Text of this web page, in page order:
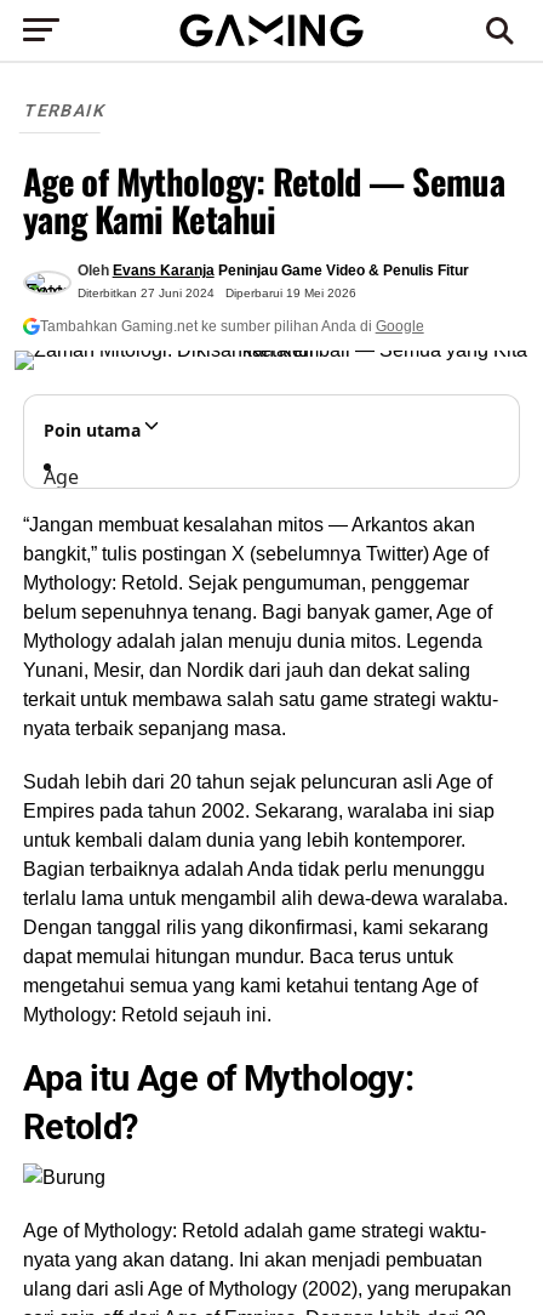
TERBAIK
Age of Mythology: Retold — Semua
yang Kami Ketahui
Diterbitkan 27 Juni 2024 Diperbarui 19 Mei 2026
Oleh Evans KaranjaPeninjau Game Video & Penulis Fitur
Tambahkan Gaming.net ke sumber pilihan Anda di Google
Poin utama
Age
Mythology:
Retold
akan
diluncurkan
pada
4
September
2024
Xbox
Series
X/S…
Lihat
selengkapnya
“Jangan membuat kesalahan mitos — Arkantos akan
bangkit,” tulis postingan X (sebelumnya Twitter) Age of
Mythology: Retold. Sejak pengumuman, penggemar
belum sepenuhnya tenang. Bagi banyak gamer, Age of
Mythology adalah jalan menuju dunia mitos. Legenda
Yunani, Mesir, dan Nordik dari jauh dan dekat saling
terkait untuk membawa salah satu game strategi waktu-
nyata terbaik sepanjang masa.
Sudah lebih dari 20 tahun sejak peluncuran asli Age of
Empires pada tahun 2002. Sekarang, waralaba ini siap
untuk kembali dalam dunia yang lebih kontemporer.
Bagian terbaiknya adalah Anda tidak perlu menunggu
terlalu lama untuk mengambil alih dewa-dewa waralaba.
Dengan tanggal rilis yang dikonfirmasi, kami sekarang
dapat memulai hitungan mundur. Baca terus untuk
mengetahui semua yang kami ketahui tentang Age of
Mythology: Retold sejauh ini.
Apa itu Age of Mythology:
Retold?
Age of Mythology: Retold adalah game strategi waktu-
nyata yang akan datang. Ini akan menjadi pembuatan
ulang dari asli Age of Mythology (2002), yang merupakan